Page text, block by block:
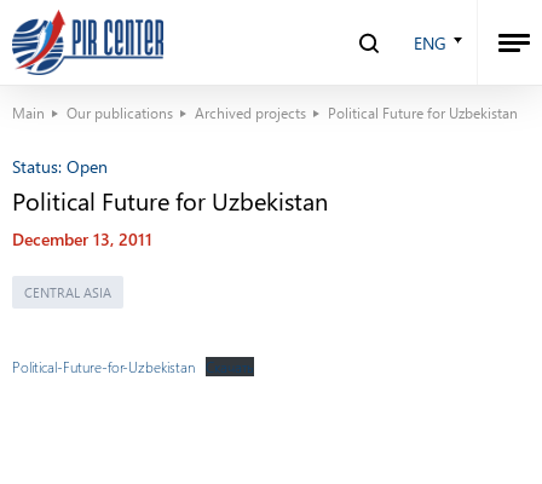
ENG
Main Our publications Archived projects Political Future for Uzbekistan
Status: Open
Political Future for Uzbekistan
December 13, 2011
CENTRAL ASIA
Political-Future-for-Uzbekistan Скачать